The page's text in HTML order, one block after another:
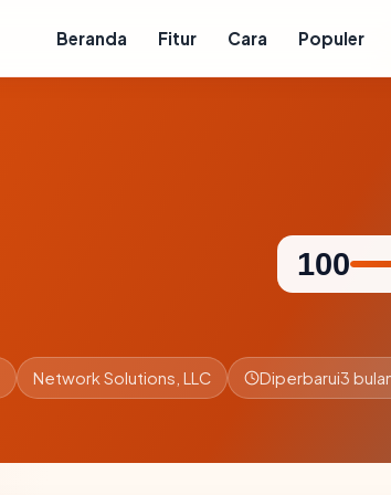
Beranda Fitur Cara Populer
100
Network Solutions, LLC Diperbarui3